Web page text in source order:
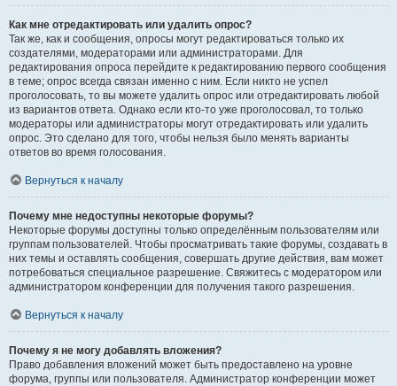
Как мне отредактировать или удалить опрос?
Так же, как и сообщения, опросы могут редактироваться только их
создателями, модераторами или администраторами. Для
редактирования опроса перейдите к редактированию первого сообщения
в теме; опрос всегда связан именно с ним. Если никто не успел
проголосовать, то вы можете удалить опрос или отредактировать любой
из вариантов ответа. Однако если кто-то уже проголосовал, то только
модераторы или администраторы могут отредактировать или удалить
опрос. Это сделано для того, чтобы нельзя было менять варианты
ответов во время голосования.
Вернуться к началу
Почему мне недоступны некоторые форумы?
Некоторые форумы доступны только определённым пользователям или
группам пользователей. Чтобы просматривать такие форумы, создавать в
них темы и оставлять сообщения, совершать другие действия, вам может
потребоваться специальное разрешение. Свяжитесь с модератором или
администратором конференции для получения такого разрешения.
Вернуться к началу
Почему я не могу добавлять вложения?
Право добавления вложений может быть предоставлено на уровне
форума, группы или пользователя. Администратор конференции может